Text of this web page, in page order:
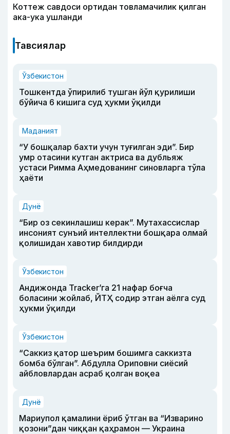
Коттеж савдоси ортидан товламачилик қилган
ака-ука ушланди
Тавсиялар
Ўзбекистон
Тошкентда ўпирилиб тушган йўл қурилиши
бўйича 6 кишига суд ҳукми ўқилди
Маданият
“У бошқалар бахти учун туғилган эди”. Бир
умр отасини кутган актриса ва дубльяж
устаси Римма Аҳмедованинг синовларга тўла
ҳаёти
Дунё
“Бир оз секинлашиш керак”. Мутахассислар
инсоният сунъий интеллектни бошқара олмай
қолишидан хавотир билдирди
Ўзбекистон
Андижонда Tracker’га 21 нафар боғча
боласини жойлаб, ЙТҲ содир этган аёлга суд
ҳукми ўқилди
Ўзбекистон
“Саккиз қатор шеърим бошимга саккизта
бомба бўлган”. Абдулла Ориповни сиёсий
айбловлардан асраб қолган воқеа
Дунё
Мариупол қамалини ёриб ўтган ва “Изварино
қозони”дан чиққан қаҳрамон — Украина